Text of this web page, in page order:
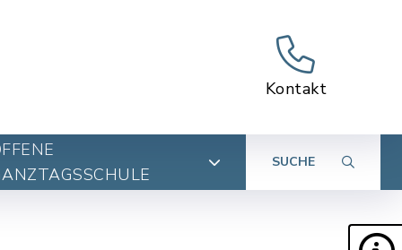
Kontakt
SUCHE